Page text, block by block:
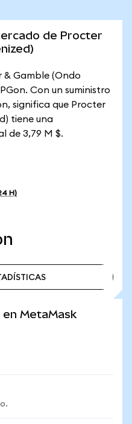
de Procter
& Gamble (Ondo
Con un suministro
significa que Procter
tiene una
de 3,79 M $.
H)
en MetaMask